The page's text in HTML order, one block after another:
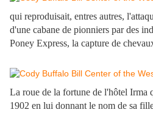
qui reproduisait, entres autres,
d'une cabane de pionniers par des
Poney Express, la capture de
La roue de la fortune de l'hôtel
1902 en lui donnant le nom de sa